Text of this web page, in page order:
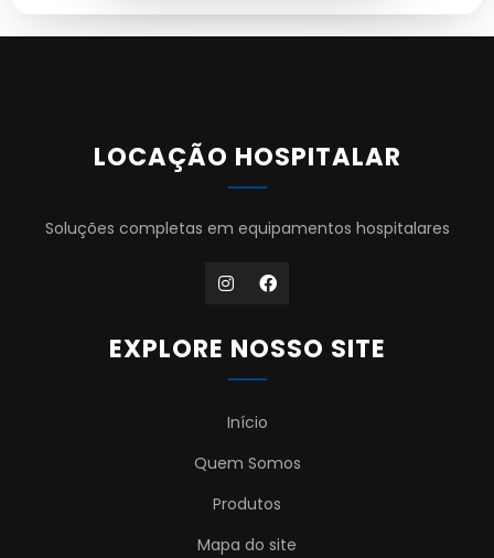
LOCAÇÃO HOSPITALAR
Soluções completas em equipamentos hospitalares
EXPLORE NOSSO SITE
Início
Quem Somos
Produtos
Mapa do site